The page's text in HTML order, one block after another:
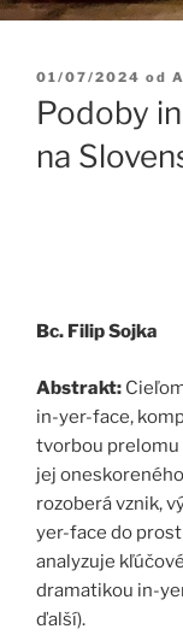
Publikované
01/07/2024 od
Podoby
na
Bc. Filip Sojka
Abstrakt:
in-yer-face,
tvorbou prelomu
jej
rozoberá vznik,
yer-face do
analyzuje
dramatikou in-
ďalší).